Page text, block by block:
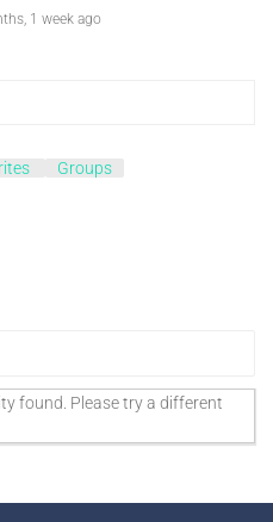
1 week ago
Groups
found. Please try a different